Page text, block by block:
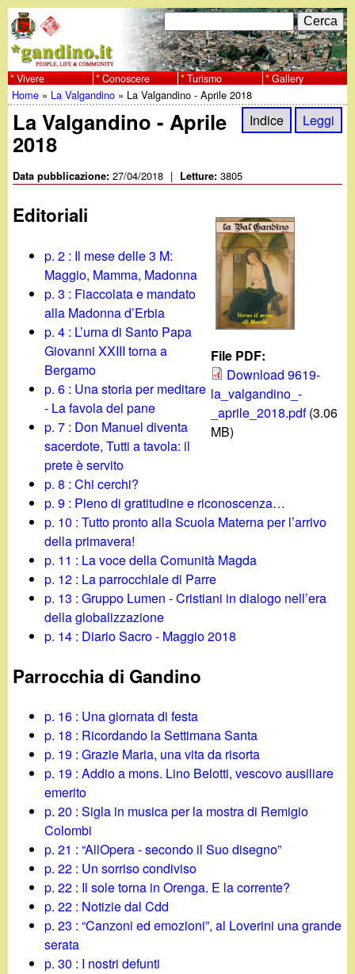
al
contenuto
principale
w
w
w
.
F
o
r
m
i
i
c
e
r
C
e
r
c
a
Vivere Conoscere Turismo Gallery
Tu
sei
qui
Home » La Valgandino » La Valgandino - Aprile 2018
Indice Leggi
La Valgandino - Aprile
2018
Data pubblicazione:27/04/2018 | Letture:3805
File PDF:
Download 9619-
la_valgandino_-
_aprile_2018.pdf (3.06
MB)
Editoriali
p. 2 : Il mese delle 3 M:
Maggio, Mamma, Madonna
p. 3 : Fiaccolata e mandato
alla Madonna d’Erbia
p. 4 : L’urna di Santo Papa
Giovanni XXIII torna a
Bergamo
p. 6 : Una storia per meditare
- La favola del pane
p. 7 : Don Manuel diventa
sacerdote, Tutti a tavola: il
prete è servito
p. 8 : Chi cerchi?
p. 9 : Pieno di gratitudine e riconoscenza…
p. 10 : Tutto pronto alla Scuola Materna per l’arrivo
della primavera!
p. 11 : La voce della Comunità Magda
p. 12 : La parrocchiale di Parre
p. 13 : Gruppo Lumen - Cristiani in dialogo nell’era
della globalizzazione
p. 14 : Diario Sacro - Maggio 2018
Parrocchia di Gandino
p. 16 : Una giornata di festa
p. 18 : Ricordando la Settimana Santa
p. 19 : Grazie Maria, una vita da risorta
p. 19 : Addio a mons. Lino Belotti, vescovo ausiliare
emerito
p. 20 : Sigla in musica per la mostra di Remigio
Colombi
p. 21 : “AllOpera - secondo il Suo disegno”
p. 22 : Un sorriso condiviso
p. 22 : Il sole torna in Orenga. E la corrente?
p. 22 : Notizie dal Cdd
p. 23 : “Canzoni ed emozioni”, al Loverini una grande
serata
p. 30 : I nostri defunti